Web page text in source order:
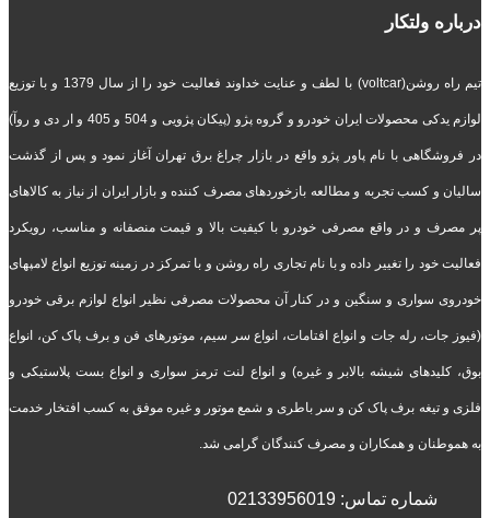
درباره ولتکار
تیم راه روشن(voltcar) با لطف و عنایت خداوند فعالیت خود را از سال 1379 و با توزیع
لوازم یدکی محصولات ایران خودرو و گروه پژو (پیکان پژویی و 504 و 405 و ار دی و روآ)
در فروشگاهی با نام پاور پژو واقع در بازار چراغ برق تهران آغاز نمود و پس از گذشت
سالیان و کسب تجربه و مطالعه بازخوردهای مصرف کننده و بازار ایران از نیاز به کالاهای
پر مصرف و در واقع مصرفی خودرو با کیفیت بالا و قیمت منصفانه و مناسب، رویکرد
فعالیت خود را تغییر داده و با نام تجاری راه روشن و با تمرکز در زمینه توزیع انواع لامپهای
خودروی سواری و سنگین و در کنار آن محصولات مصرفی نظیر انواع لوازم برقی خودرو
(فیوز جات، رله جات و انواع افتامات، انواع سر سیم، موتورهای فن و برف پاک کن، انواع
بوق، کلیدهای شیشه بالابر و غیره) و انواع لنت ترمز سواری و انواع بست پلاستیکی و
فلزی و تیغه برف پاک کن و سر باطری و شمع موتور و غیره موفق به کسب افتخار خدمت
به هموطنان و همکاران و مصرف کنندگان گرامی شد.
شماره تماس: 02133956019